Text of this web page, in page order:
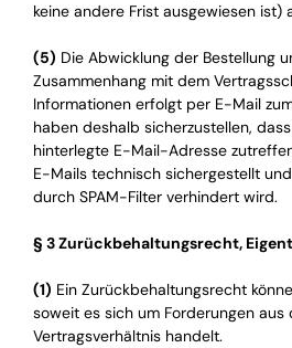
keine andere Frist ausgewiesen ist)
(5) Die Abwicklung der Bestellung
Zusammenhang mit dem
Informationen erfolgt per E-Mail
haben deshalb sicherzustellen,
hinterlegte E-Mail-Adresse
E-Mails technisch sichergestellt
durch SPAM-Filter verhindert wird.
§ 3 Zurückbehaltungsrecht,
(1) Ein Zurückbehaltungsrecht
soweit es sich um Forderungen aus
Vertragsverhältnis handelt.